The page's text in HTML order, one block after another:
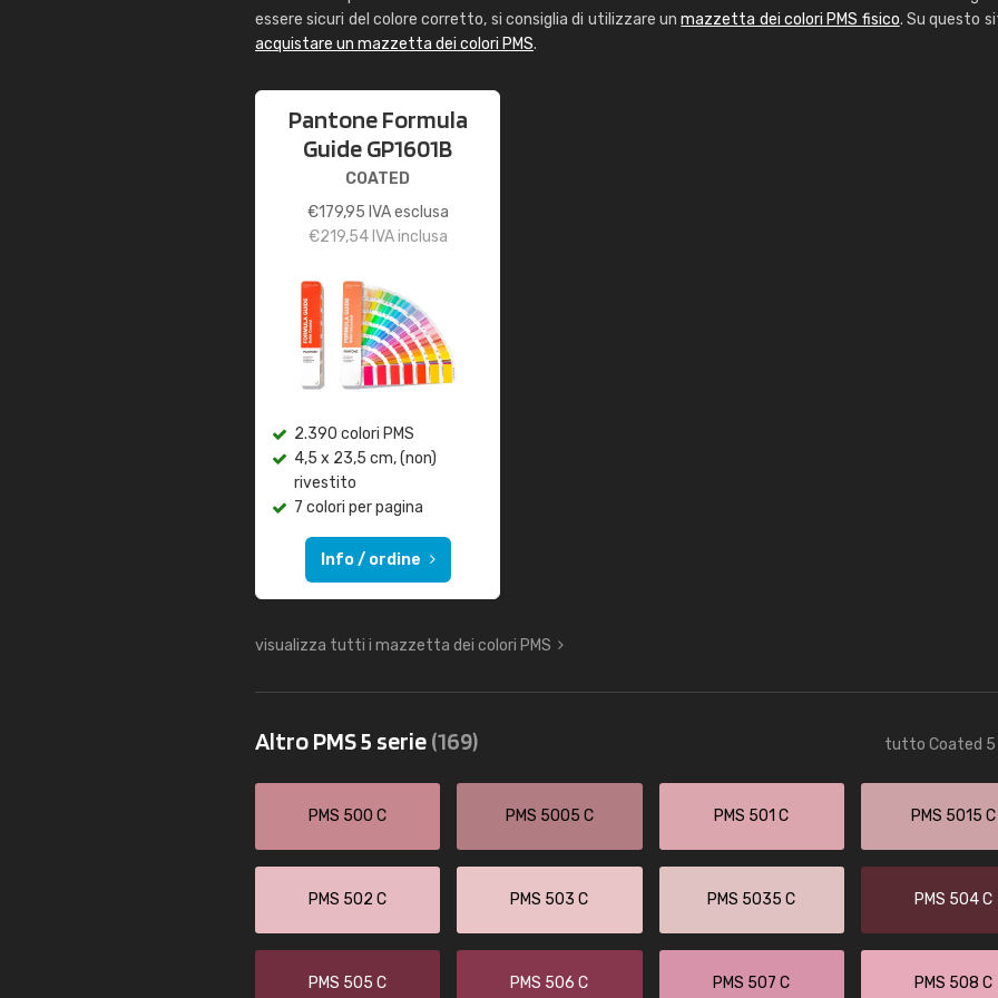
essere sicuri del colore corretto, si consiglia di utilizzare unmazzetta dei colori PMS fisico. Su questo
acquistare un mazzetta dei colori PMS.
Pantone Formula
Guide GP1601B
COATED
€179,95 IVA esclusa
€219,54IVA inclusa
2.390 colori PMS
4,5 x 23,5 cm, (non)
rivestito
7 colori per pagina
Info / ordine
visualizza tutti i mazzetta dei colori PMS
Altro PMS 5 serie(169) tutto Coated 5
PMS 500 C PMS 5005 C PMS 501 C PMS 5015 C
PMS 502 C PMS 503 C PMS 5035 C PMS 504 C
PMS 505 C PMS 506 C PMS 507 C PMS 508 C